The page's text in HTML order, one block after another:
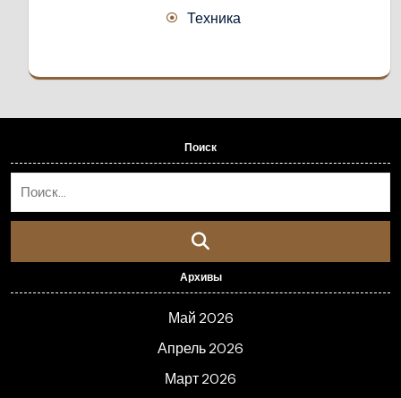
Техника
Поиск
Архивы
Май 2026
Апрель 2026
Март 2026